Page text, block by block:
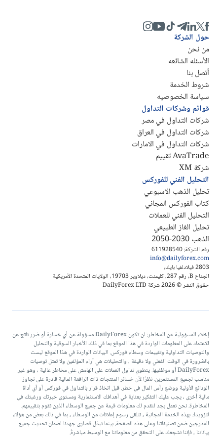
رقم الشركة: 611928540
info@dailyforex.com
2803 فيلادلفيا بايك،
الجناح B، رقم 287، كليمنت، ديلاوير 19703، الولايات المتحدة الأمريكية
حقوق النشر © 2026 شركة DailyForex LTD
حول الشركة
من نحن
الأسئله الشائعه
أتصل بنا
شروط الخدمة
سياسة الخصوصيه
قوائم وشركات التداول
شركات التداول في مصر
شركات التداول في العراق
شركات التداول في الامارات
AvaTrade تقييم
شركة XM
التحليل الفني للفوركس
تحليل الذهب الاسبوعي
كتاب الفوركس المجاني
التحليل الفني للعملات
تحليل الغاز الطبيعي
الذهب 2030-2050
إخلاء المسؤولية عن المخاطر: لن تكون DailyForex مسؤولة عن أي خسارة أو ضرر ناتج عن
الاعتماد على المعلومات الواردة في هذا الموقع بما في ذلك الأخبار السوقية والتحليل
والتوصيات التداولية وتقييمات وسطاء فوركس. البيانات الواردة في هذا الموقع ليست
بالضرورة في الوقت الفعلي ولا دقيقة ، والتحليلات هي آراء المؤلفين ولا تمثل توصيات
DailyForex أو موظفيها. ينطوي تداول العملات على الهامش على مخاطر عالية ، وهو غير
مناسب لجميع المستثمرين. نظرًا لأن خسائر المنتجات ذات الرافعة المالية قادرة على تجاوز
الودائع الأولية ووضع رأس المال في خطر. قبل اتخاذ قرار بالتداول في فوركس أو أي أداة
مالية أخرى ، يجب عليك التفكير بعناية في أهدافك الاستثمارية ومستوى خبرتك ورغبتك في
المخاطرة. نحن نعمل بجد لنقدم لك معلومات قيمة عن جميع الوسطاء الذين نقوم بتقييمهم.
لتزويدك بهذه الخدمة المجانية ، نتلقى رسوم إعلانات من الوسطاء ، بما في ذلك بعض من هؤلاء
المدرجين ضمن تصنيفاتنا وعلى هذه الصفحة. بينما نبذل قصارى جهدنا لضمان تحديث جميع
بياناتنا ، فإننا نشجعك على التحقق من معلوماتنا مع الوسيط مباشرةً.